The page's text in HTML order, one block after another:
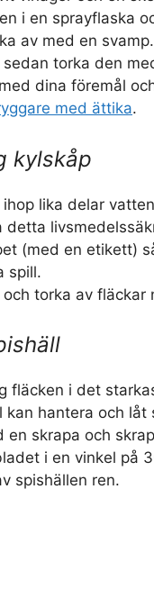
i en sprayflaska
av med en svamp.
sedan torka den
dina föremål
med ättika.
kylskåp
ihop lika delar
detta
(med en etikett)
spill.
och torka av fläckar
fläcken i det
kan hantera och låt
en skrapa och
i en vinkel på
spishällen ren.